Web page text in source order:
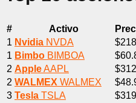
# Activo
1 Nvidia NVDA
1 Bimbo BIMBOA
2 AppleAAPL
2 WALMEX WALMEX
3 Tesla TSLA